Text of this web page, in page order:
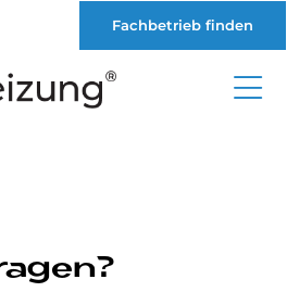
Fachbetrieb finden